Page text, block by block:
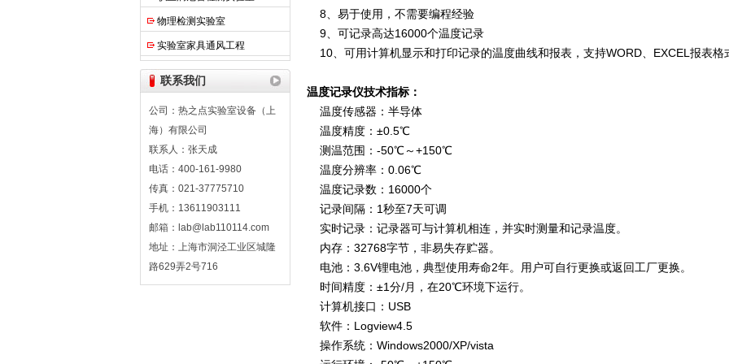
物理检测实验室
实验室家具通风工程
联系我们
公司：热之点实验室设备（上
海）有限公司
联系人：张天成
电话：400-161-9980
传真：021-37775710
手机：13611903111
邮箱：lab@lab110114.com
地址：上海市洞泾工业区城隆
路629弄2号716
8、易于使用，不需要编程经验
9、可记录高达16000个温度记录
10、可用计算机显示和打印记录的温度曲线和报表，支持WORD、EXCEL报表格
温度记录仪技术指标：
温度传感器：半导体
温度精度：±0.5℃
测温范围：-50℃～+150℃
温度分辨率：0.06℃
温度记录数：16000个
记录间隔：1秒至7天可调
实时记录：记录器可与计算机相连，并实时测量和记录温度。
内存：32768字节，非易失存贮器。
电池：3.6V锂电池，典型使用寿命2年。用户可自行更换或返回工厂更换。
时间精度：±1分/月，在20℃环境下运行。
计算机接口：USB
软件：Logview4.5
操作系统：Windows2000/XP/vista